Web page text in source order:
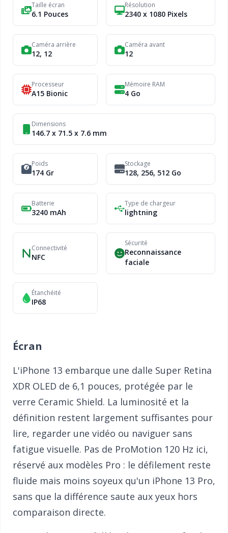
Taille écran
6.1 Pouces
Résolution
2340 x 1080 Pixels
Caméra arrière
12, 12
Caméra avant
12
Processeur
A15 Bionic
Mémoire RAM
4 Go
Dimensions
146.7 x 71.5 x 7.6 mm
Poids
174 Gr
Stockage
128, 256, 512 Go
Batterie
3240 mAh
Type de chargeur
lightning
Connectivité
NFC
Sécurité
Reconnaissance
faciale
Étanchéité
IP68
Écran
L'iPhone 13 embarque une dalle Super Retina
XDR OLED de 6,1 pouces, protégée par le
verre Ceramic Shield. La luminosité et la
définition restent largement suffisantes pour
lire, regarder une vidéo ou naviguer sans
fatigue visuelle. Pas de ProMotion 120 Hz ici,
réservé aux modèles Pro : le défilement reste
fluide mais moins soyeux qu'un iPhone 13 Pro,
sans que la différence saute aux yeux hors
comparaison directe.